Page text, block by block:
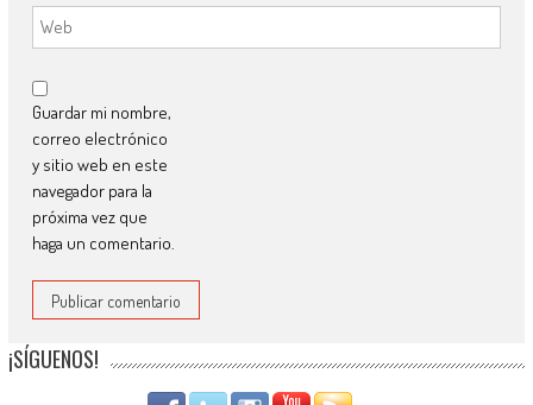
Guardar mi nombre,
correo electrónico
y sitio web en este
navegador para la
próxima vez que
haga un comentario.
¡SÍGUENOS!